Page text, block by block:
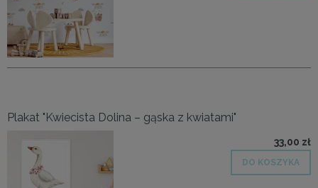
Plakat "Kwiecista Dolina – gąska z kwiatami"
33,00 zł
DO KOSZYKA